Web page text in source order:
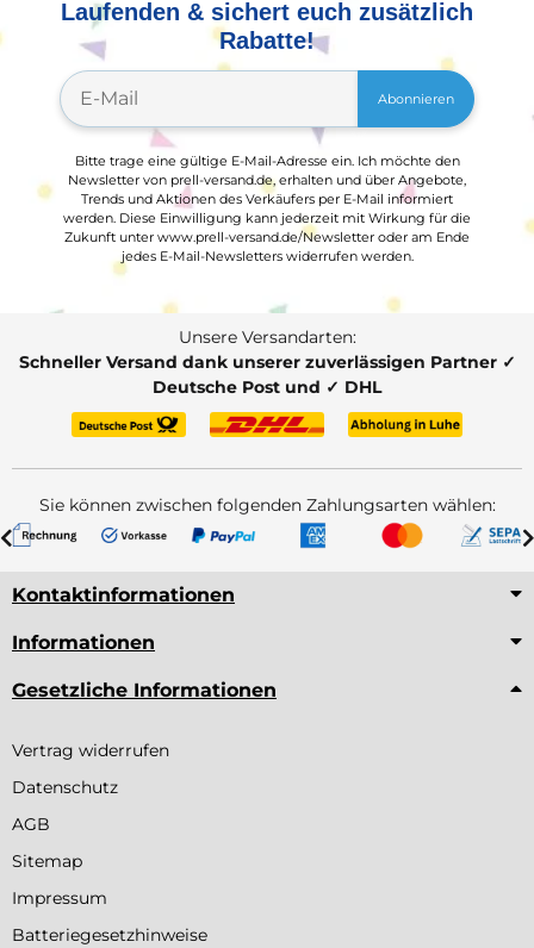
Laufenden & sichert euch zusätzlich
Rabatte!
Abonnieren
Bitte trage eine gültige E-Mail-Adresse ein. Ich möchte den
Newsletter von prell-versand.de, erhalten und über Angebote,
Trends und Aktionen des Verkäufers per E-Mail informiert
werden. Diese Einwilligung kann jederzeit mit Wirkung für die
Zukunft unter www.prell-versand.de/Newsletter oder am Ende
jedes E-Mail-Newsletters widerrufen werden.
Unsere Versandarten:
Schneller Versand dank unserer zuverlässigen Partner ✓
Deutsche Post und ✓ DHL
Sie können zwischen folgenden Zahlungsarten wählen:
Kontaktinformationen
Informationen
Gesetzliche Informationen
Vertrag widerrufen
Datenschutz
AGB
Sitemap
Impressum
Batteriegesetzhinweise